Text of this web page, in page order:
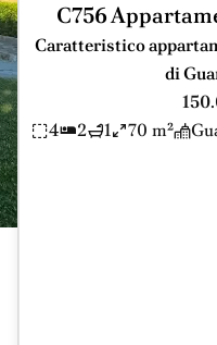
C756
Caratteristico
di
4
2 1 70 m²